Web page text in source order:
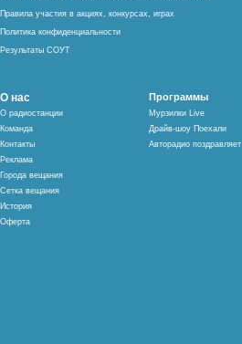
Правила участия в акциях, конкурсах, играх
Политика конфиденциальности
Результаты СОУТ
О нас
О радиостанции
Команда
Контакты
Реклама
Города вещания
Сетка вещания
История
Оферта
Программы
Мурзилки Live
Драйв-шоу Поехали
Авторадио поздравляет